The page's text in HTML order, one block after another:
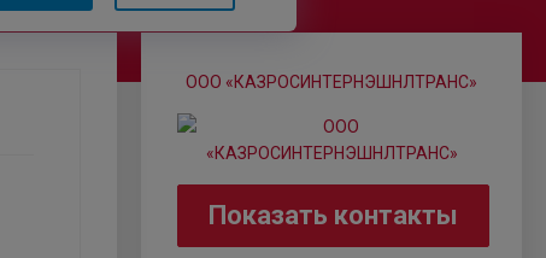
ООО «КАЗРОСИНТЕРНЭШНЛТРАНС»
Показать контакты